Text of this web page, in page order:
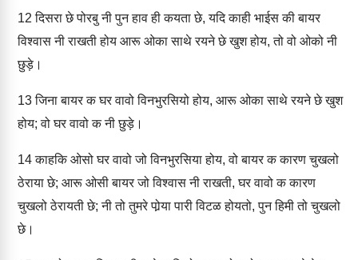
12 दिसरा छे पोरबु नी पुन हाव ही कयता छे, यदि काही भाईस की बायर
विश्वास नी राखती होय आरू ओका साथे रयने छे खुश होय, तो वो ओको नी
छुड़े।
13जिना बायर क घर वावो विनभुरसियो होय, आरू ओका साथे रयने छे खुश
होय; वो घर वावो क नी छुड़े।
14काहकि ओसो घर वावो जो विनभुरसिया होय, वो बायर क कारण चुखलो
ठेराया छे; आरू ओसी बायर जो विश्वास नी राखती, घर वावो क कारण
चुखलो ठेरायती छे; नी तो तुमरे पोर्‍या पारी विटळ होयतो, पुन हिमी तो चुखलो
छे।